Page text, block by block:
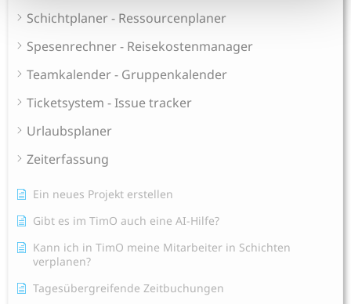
Schichtplaner - Ressourcenplaner
Spesenrechner - Reisekostenmanager
Teamkalender - Gruppenkalender
Ticketsystem - Issue tracker
Urlaubsplaner
Zeiterfassung
Ein neues Projekt erstellen
Gibt es im TimO auch eine AI-Hilfe?
Kann ich in TimO meine Mitarbeiter in Schichten
verplanen?
Tagesübergreifende Zeitbuchungen